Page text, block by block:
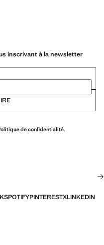
inscrivant à la newsletter
de confidentialité.
SPOTIFYPINTERESTXLINKEDIN